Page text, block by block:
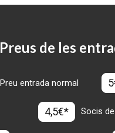
Preus de les
Preu entrada normal
4,5€* Socis